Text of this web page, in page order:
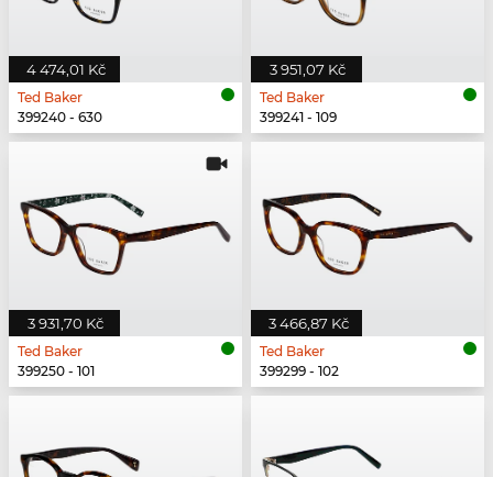
4 474,01 Kč
Ted Baker
399240 - 630
3 951,07 Kč
Ted Baker
399241 - 109
3 931,70 Kč
Ted Baker
399250 - 101
3 466,87 Kč
Ted Baker
399299 - 102